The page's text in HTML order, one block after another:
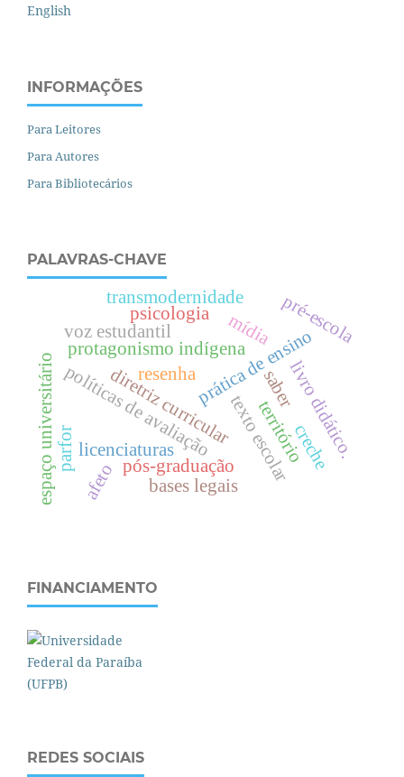
English
INFORMAÇÕES
Para Leitores
Para Autores
Para Bibliotecários
PALAVRAS-CHAVE
resenha
território
diretriz curricularprática de ensino
texto escolar
políticas de avaliação
espaço universitário pós-graduação
protagonismo indígena
saber
mídia
livro didático.
licenciaturas
parfor
voz estudantil pré-escola
creche
bases legais
psicologia
transmodernidade
afeto
FINANCIAMENTO
REDES SOCIAIS